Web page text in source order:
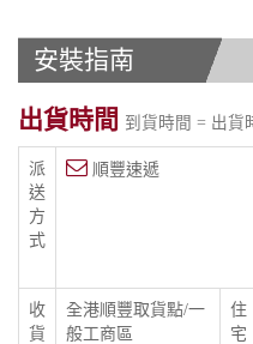
安裝指南
出貨時間 到貨時間 = 出貨
派
送
方
式
順豐速遞
收
貨
全港順豐取貨點/一
般工商區
住
宅